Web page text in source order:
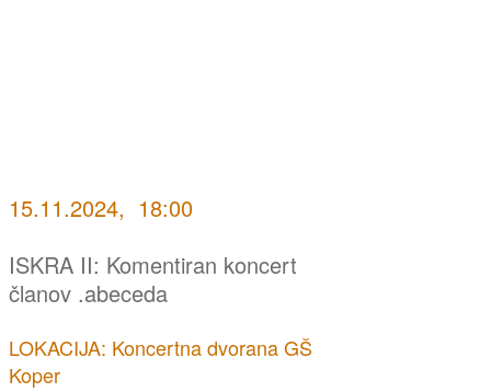
15.11.2024, 18:00
ISKRA II: Komentiran koncert
članov .abeceda
LOKACIJA: Koncertna dvorana GŠ
Koper